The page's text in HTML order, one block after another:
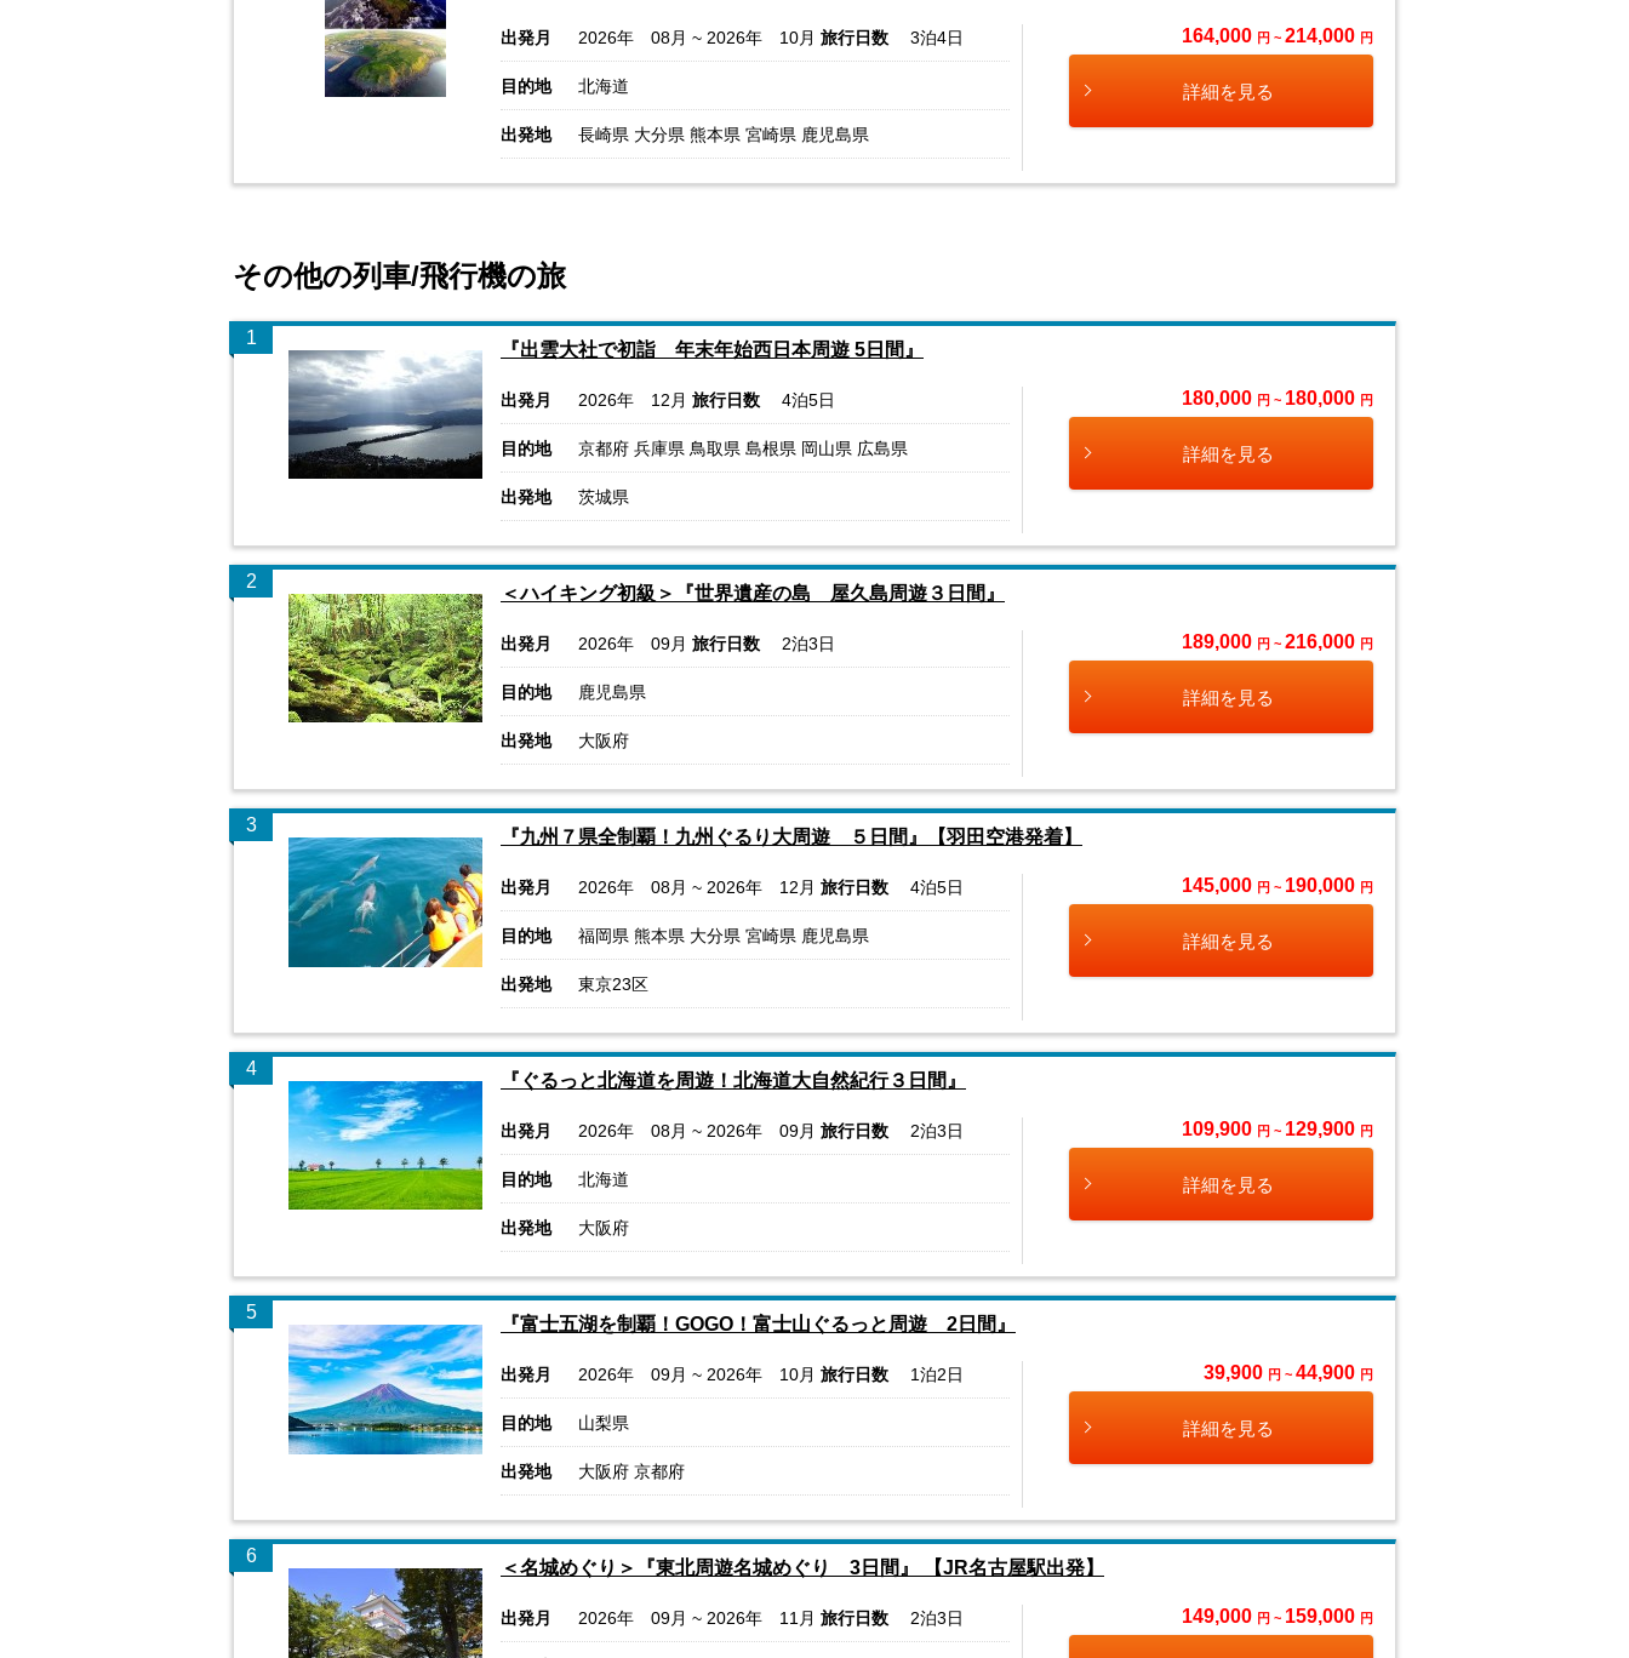
出発月 2026年 08月 ~ 2026年 10月 旅行日数 3泊4日
目的地 北海道
出発地 長崎県 大分県 熊本県 宮崎県 鹿児島県
164,000 円 ~ 214,000 円
詳細を見る
その他の列車/飛行機の旅
1
『出雲大社で初詣 年末年始西日本周遊 5日間』
出発月 2026年 12月 旅行日数 4泊5日
目的地 京都府 兵庫県 鳥取県 島根県 岡山県 広島県
出発地 茨城県
180,000 円 ~ 180,000 円
詳細を見る
2
＜ハイキング初級＞『世界遺産の島 屋久島周遊３日間』
出発月 2026年 09月 旅行日数 2泊3日
目的地 鹿児島県
出発地 大阪府
189,000 円 ~ 216,000 円
詳細を見る
3
『九州７県全制覇！九州ぐるり大周遊 ５日間』【羽田空港発着】
出発月 2026年 08月 ~ 2026年 12月 旅行日数 4泊5日
目的地 福岡県 熊本県 大分県 宮崎県 鹿児島県
出発地 東京23区
145,000 円 ~ 190,000 円
詳細を見る
4
『ぐるっと北海道を周遊！北海道大自然紀行３日間』
出発月 2026年 08月 ~ 2026年 09月 旅行日数 2泊3日
目的地 北海道
出発地 大阪府
109,900 円 ~ 129,900 円
詳細を見る
5
『富士五湖を制覇！GOGO！富士山ぐるっと周遊 2日間』
出発月 2026年 09月 ~ 2026年 10月 旅行日数 1泊2日
目的地 山梨県
出発地 大阪府 京都府
39,900 円 ~ 44,900 円
詳細を見る
6
＜名城めぐり＞『東北周遊名城めぐり 3日間』 【JR名古屋駅出発】
出発月 2026年 09月 ~ 2026年 11月 旅行日数 2泊3日 149,000 円 ~ 159,000 円